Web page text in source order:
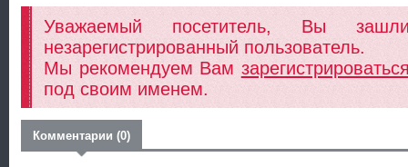
Уважаемый посетитель, Вы
незарегистрированный пользователь.
Мы рекомендуем Вам
под своим именем.
Комментарии (0)